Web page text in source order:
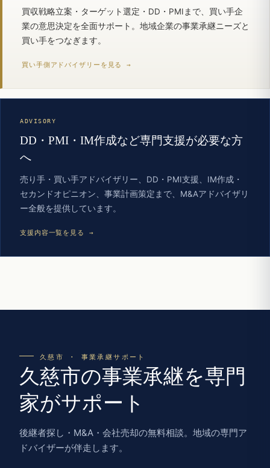
買収戦略立案・ターゲット選定・DD・PMIまで、買い手企
業の意思決定を全面サポート。地域企業の事業承継ニーズと
買い手をつなぎます。
買い手側アドバイザリーを見る →
ADVISORY
DD・PMI・IM作成など専門支援が必要な方
へ
売り手・買い手アドバイザリー、DD・PMI支援、IM作成・
セカンドオピニオン、事業計画策定まで、M&Aアドバイザリ
ー全般を提供しています。
支援内容一覧を見る →
久慈市 · 事業承継サポート
久慈市の事業承継を専門
家がサポート
後継者探し・M&A・会社売却の無料相談。地域の専門ア
ドバイザーが伴走します。